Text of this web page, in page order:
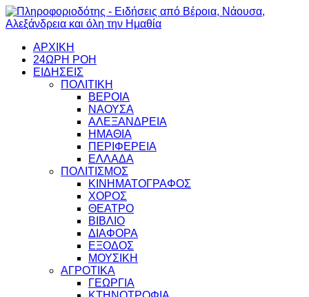
ΑΡΧΙΚΗ
24ΩΡΗ ΡΟΗ
ΕΙΔΗΣΕΙΣ
ΠΟΛΙΤΙΚΗ
ΒΕΡΟΙΑ
ΝΑΟΥΣΑ
ΑΛΕΞΑΝΔΡΕΙΑ
ΗΜΑΘΙΑ
ΠΕΡΙΦΕΡΕΙΑ
ΕΛΛΑΔΑ
ΠΟΛΙΤΙΣΜΟΣ
ΚΙΝΗΜΑΤΟΓΡΑΦΟΣ
ΧΟΡΟΣ
ΘΕΑΤΡΟ
ΒΙΒΛΙΟ
ΔΙΑΦΟΡΑ
ΕΞΟΔΟΣ
ΜΟΥΣΙΚΗ
ΑΓΡΟΤΙΚΑ
ΓΕΩΡΓΙΑ